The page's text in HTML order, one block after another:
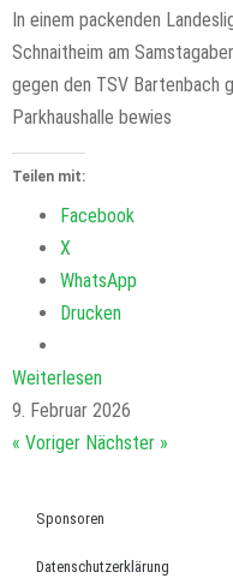
In einem packenden
Schnaitheim am
gegen den TSV Bartenbach
Parkhaushalle bewies
Teilen mit:
Facebook
X
WhatsApp
Drucken
Weiterlesen
9. Februar 2026
« Voriger Nächster »
Sponsoren
Datenschutzerklärung